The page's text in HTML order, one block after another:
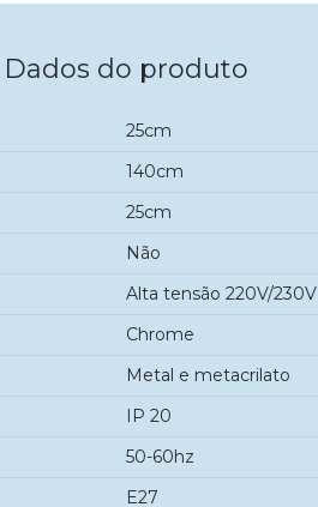
Dados do produto
25cm
140cm
25cm
Não
Alta tensão 220V/230V
Chrome
Metal e metacrilato
IP 20
50-60hz
E27